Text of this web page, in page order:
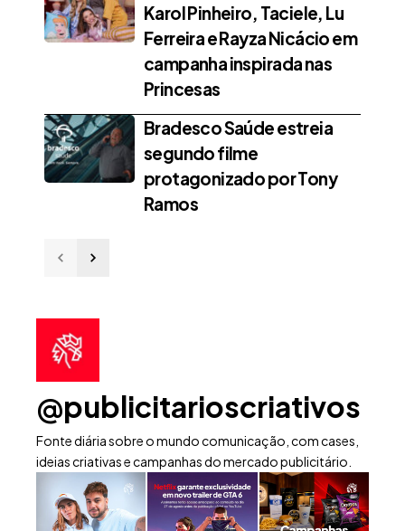
Karol Pinheiro, Taciele, Lu
Ferreira e Rayza Nicácio em
campanha inspirada nas
Princesas
Bradesco Saúde estreia
segundo filme
protagonizado por Tony
Ramos
@publicitarioscriativos
Fonte diária sobre o mundo comunicação, com cases,
ideias criativas e campanhas do mercado publicitário.